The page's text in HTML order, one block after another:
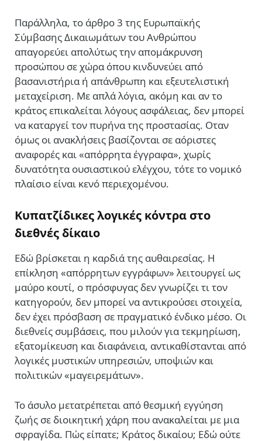
Παράλληλα, το άρθρο 3 της Ευρωπαϊκής
Σύμβασης Δικαιωμάτων του Ανθρώπου
απαγορεύει απολύτως την απομάκρυνση
προσώπου σε χώρα όπου κινδυνεύει από
βασανιστήρια ή απάνθρωπη και εξευτελιστική
μεταχείριση. Με απλά λόγια, ακόμη και αν το
κράτος επικαλείται λόγους ασφάλειας, δεν μπορεί
να καταργεί τον πυρήνα της προστασίας. Οταν
όμως οι ανακλήσεις βασίζονται σε αόριστες
αναφορές και «απόρρητα έγγραφα», χωρίς
δυνατότητα ουσιαστικού ελέγχου, τότε το νομικό
πλαίσιο είναι κενό περιεχομένου.
Κυπατζίδικες λογικές κόντρα στο
διεθνές δίκαιο
Εδώ βρίσκεται η καρδιά της αυθαιρεσίας. Η
επίκληση «απόρρητων εγγράφων» λειτουργεί ως
μαύρο κουτί, ο πρόσφυγας δεν γνωρίζει τι τον
κατηγορούν, δεν μπορεί να αντικρούσει στοιχεία,
δεν έχει πρόσβαση σε πραγματικό ένδικο μέσο. Οι
διεθνείς συμβάσεις, που μιλούν για τεκμηρίωση,
εξατομίκευση και διαφάνεια, αντικαθίστανται από
λογικές μυστικών υπηρεσιών, υποψιών και
πολιτικών «μαγειρεμάτων».
Το άσυλο μετατρέπεται από θεσμική εγγύηση
ζωής σε διοικητική χάρη που ανακαλείται με μια
σφραγίδα. Πώς είπατε; Κράτος δικαίου; Εδώ ούτε